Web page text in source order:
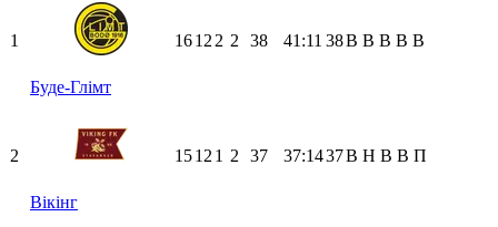
1
Буде-Глімт
16122 2 38 41:11 38В В В В В
2
Вікінг
15121 2 37 37:1437В Н В В П